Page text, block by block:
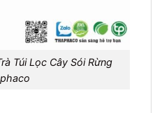
Túi Lọc Cây Sói Rừng